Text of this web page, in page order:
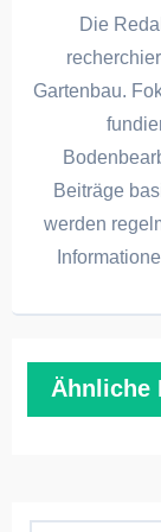
Die
Gartenbau.
Beiträge
werden
Ähnliche